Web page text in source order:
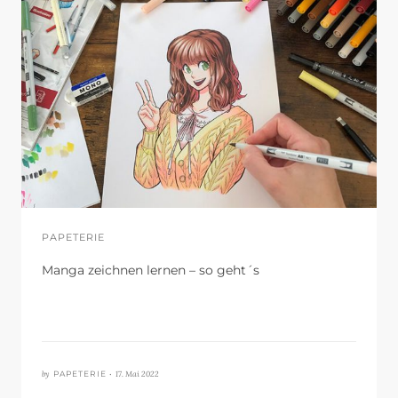
PAPETERIE
Manga zeichnen lernen – so geht´s
by PAPETERIE • 17. Mai 2022